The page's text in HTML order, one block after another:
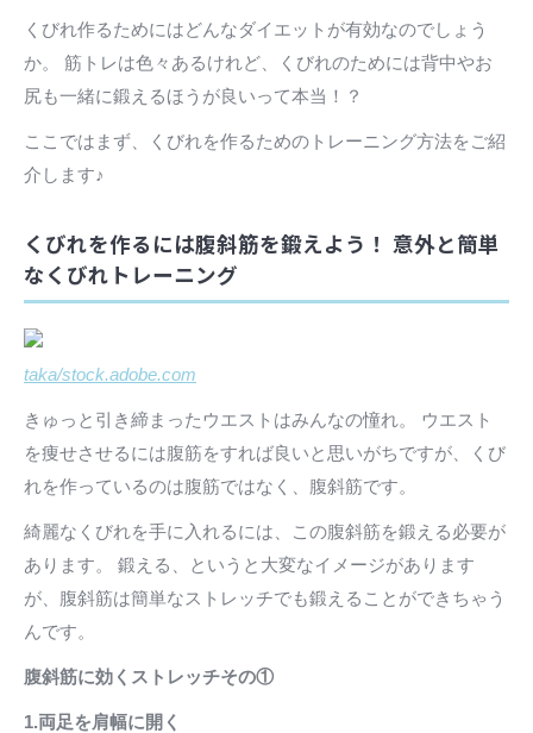
くびれ作るためにはどんなダイエットが有効なのでしょう
か。 筋トレは色々あるけれど、くびれのためには背中やお
尻も一緒に鍛えるほうが良いって本当！？
ここではまず、くびれを作るためのトレーニング方法をご紹
介します♪
くびれを作るには腹斜筋を鍛えよう！ 意外と簡単
なくびれトレーニング
taka/stock.adobe.com
きゅっと引き締まったウエストはみんなの憧れ。 ウエスト
を痩せさせるには腹筋をすれば良いと思いがちですが、くび
れを作っているのは腹筋ではなく、腹斜筋です。
綺麗なくびれを手に入れるには、この腹斜筋を鍛える必要が
あります。 鍛える、というと大変なイメージがあります
が、腹斜筋は簡単なストレッチでも鍛えることができちゃう
んです。
腹斜筋に効くストレッチその①
1.両足を肩幅に開く